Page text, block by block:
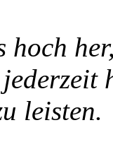
hoch
leisten.